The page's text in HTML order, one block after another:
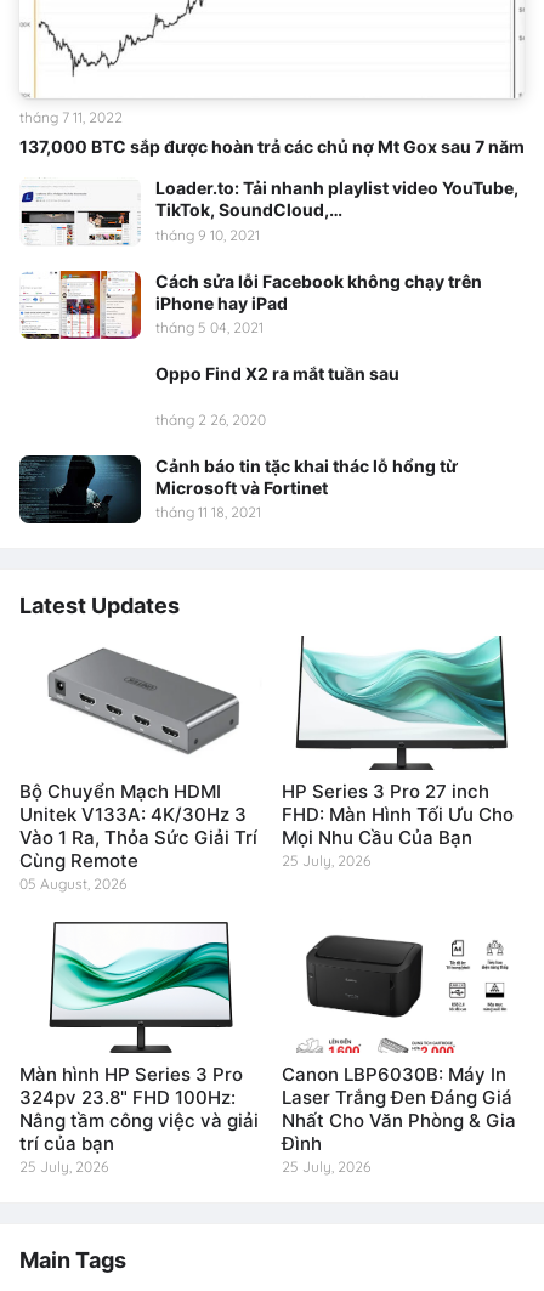
137,000 BTC sắp được hoàn trả các chủ nợ Mt Gox sau 7 năm
tháng 7 11, 2022
Loader.to: Tải nhanh playlist video YouTube,
TikTok, SoundCloud,…
tháng 9 10, 2021
Cách sửa lỗi Facebook không chạy trên
iPhone hay iPad
tháng 5 04, 2021
Oppo Find X2 ra mắt tuần sau
tháng 2 26, 2020
Cảnh báo tin tặc khai thác lỗ hổng từ
Microsoft và Fortinet
tháng 11 18, 2021
Latest Updates
Bộ Chuyển Mạch HDMI
Unitek V133A: 4K/30Hz 3
Vào 1 Ra, Thỏa Sức Giải Trí
Cùng Remote
05 August, 2026
HP Series 3 Pro 27 inch
FHD: Màn Hình Tối Ưu Cho
Mọi Nhu Cầu Của Bạn
25 July, 2026
Màn hình HP Series 3 Pro
324pv 23.8" FHD 100Hz:
Nâng tầm công việc và giải
trí của bạn
25 July, 2026
Canon LBP6030B: Máy In
Laser Trắng Đen Đáng Giá
Nhất Cho Văn Phòng & Gia
Đình
25 July, 2026
Main Tags